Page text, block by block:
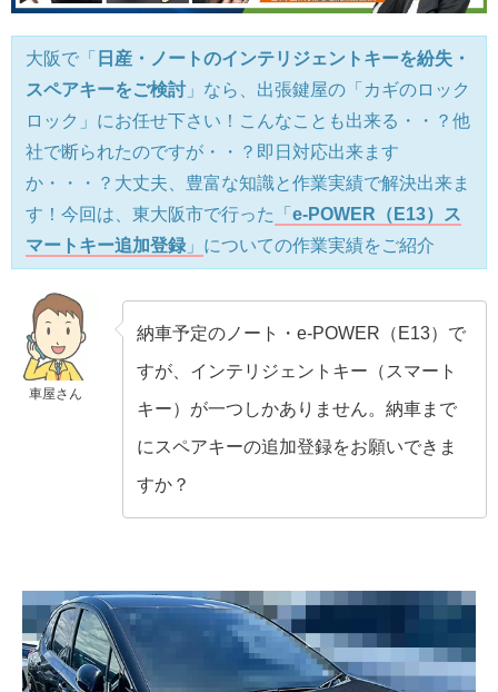
大阪で「 日産・ノートのインテリジェントキーを紛失・
スペアキーをご検討 」なら、出張鍵屋の「カギのロック
ロック」にお任せ下さい！こんなことも出来る・・？他
社で断られたのですが・・？即日対応出来ます
か・・・？大丈夫、豊富な知識と作業実績で解決出来ま
す！今回は、東大阪市で行った
「 e-POWER（E13）ス
マートキー追加登録 」 についての作業実績をご紹介
車屋さん
納車予定のノート・e-POWER（E13）で
すが、インテリジェントキー（スマート
キー）が一つしかありません。納車まで
にスペアキーの追加登録をお願いできま
すか？